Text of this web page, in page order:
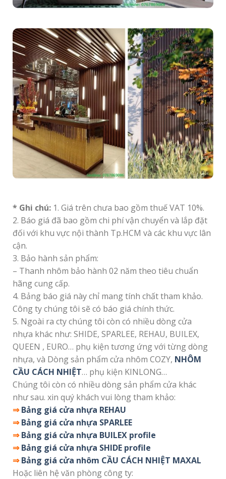
* Ghi chú: 1. Giá trên chưa bao gồm thuế VAT 10%.
2. Báo giá đã bao gồm chi phí vận chuyển và lắp đặt
đối với khu vực nội thành Tp.HCM và các khu vực lân
cận.
3. Bảo hành sản phẩm:
– Thanh nhôm bảo hành 02 năm theo tiêu chuẩn
hãng cung cấp.
4. Bảng báo giá này chỉ mang tính chất tham khảo.
Công ty chúng tôi sẽ có báo giá chính thức.
5. Ngoài ra cty chúng tôi còn có nhiều dòng cửa
nhựa khác như: SHIDE, SPARLEE, REHAU, BUILEX,
QUEEN , EURO… phụ kiện tương ứng với từng dòng
nhựa, và Dòng sản phẩm cửa nhôm COZY, NHÔM
CẦU CÁCH NHIỆT… phụ kiện KINLONG…
Chúng tôi còn có nhiều dòng sản phẩm cửa khác
như sau. xin quý khách vui lòng tham khảo:
⇒Bảng giá cửa nhựa REHAU
⇒Bảng giá cửa nhựa SPARLEE
⇒Bảng giá cửa nhựa BUILEX profile
⇒Bảng giá cửa nhựa SHIDE profile
⇒Bảng giá cửa nhôm CẦU CÁCH NHIỆT MAXAL
Hoặc liên hệ văn phòng công ty: